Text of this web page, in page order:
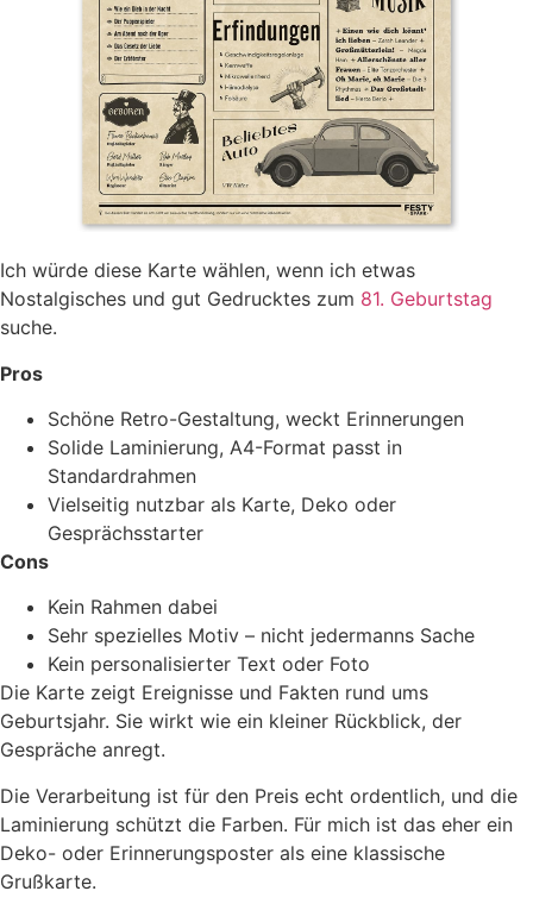
Ich würde diese Karte wählen, wenn ich etwas
Nostalgisches und gut Gedrucktes zum 81. Geburtstag
suche.
Pros
Schöne Retro-Gestaltung, weckt Erinnerungen
Solide Laminierung, A4-Format passt in
Standardrahmen
Vielseitig nutzbar als Karte, Deko oder
Gesprächsstarter
Cons
Kein Rahmen dabei
Sehr spezielles Motiv – nicht jedermanns Sache
Kein personalisierter Text oder Foto
Die Karte zeigt Ereignisse und Fakten rund ums
Geburtsjahr. Sie wirkt wie ein kleiner Rückblick, der
Gespräche anregt.
Die Verarbeitung ist für den Preis echt ordentlich, und die
Laminierung schützt die Farben. Für mich ist das eher ein
Deko- oder Erinnerungsposter als eine klassische
Grußkarte.